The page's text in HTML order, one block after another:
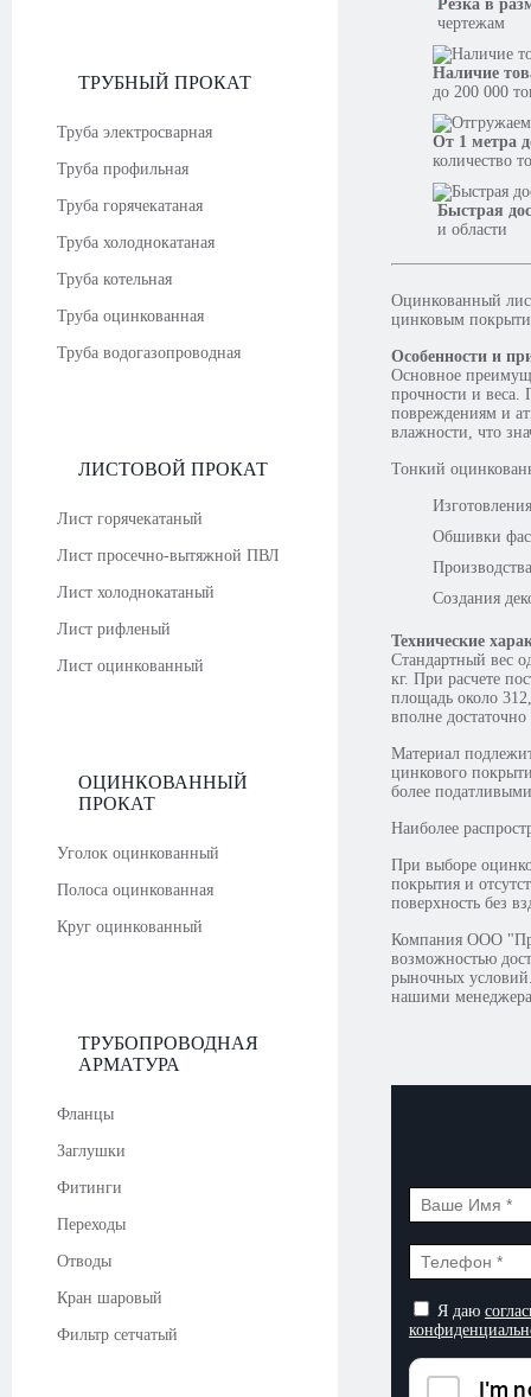
ТРУБНЫЙ ПРОКАТ
Труба электросварная
Труба профильная
Труба горячекатаная
Труба холоднокатаная
Труба котельная
Труба оцинкованная
Труба водогазопроводная
ЛИСТОВОЙ ПРОКАТ
Лист горячекатаный
Лист просечно-вытяжной ПВЛ
Лист холоднокатаный
Лист рифленый
Лист оцинкованный
ОЦИНКОВАННЫЙ
ПРОКАТ
Уголок оцинкованный
Полоса оцинкованная
Круг оцинкованный
ТРУБОПРОВОДНАЯ
АРМАТУРА
Фланцы
Заглушки
Фитинги
Переходы
Отводы
Кран шаровый
Фильтр сетчатый
Резка в
чертежам
Наличие
до 200 000
От 1 метра
количество
Быстрая
и области
Оцинкованный
цинковым
Особенности и
Основное
прочности и веса.
повреждениям и
влажности, что
Тонкий
Обшивки
Создания
Технические
Стандартный вес
кг. При расчете
площадь около
вполне
Материал
цинкового
более
Наиболее
При выборе
покрытия и
поверхность без
Компания ООО
возможностью
рыночных
нашими
Я даю